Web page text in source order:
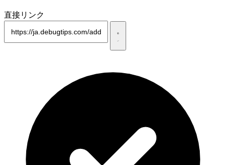
直接リンク